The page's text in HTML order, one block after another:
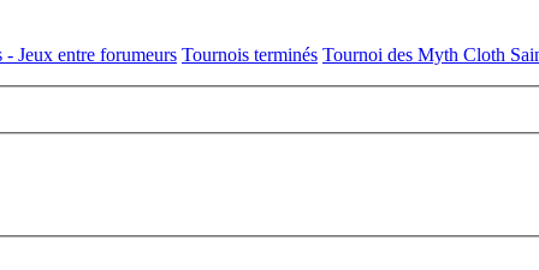
Jeux entre forumeurs Tournois terminés Tournoi des Myth Cloth